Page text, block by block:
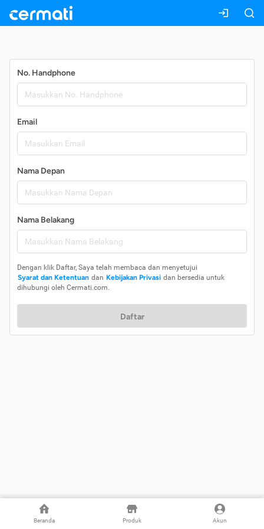
Beranda Produk Akun
No. Handphone
Email
Nama Depan
Nama Belakang
Dengan klik Daftar, Saya telah membaca dan menyetujui
Syarat dan Ketentuan dan Kebijakan Privasi dan bersedia untuk
dihubungi oleh Cermati.com.
Daftar